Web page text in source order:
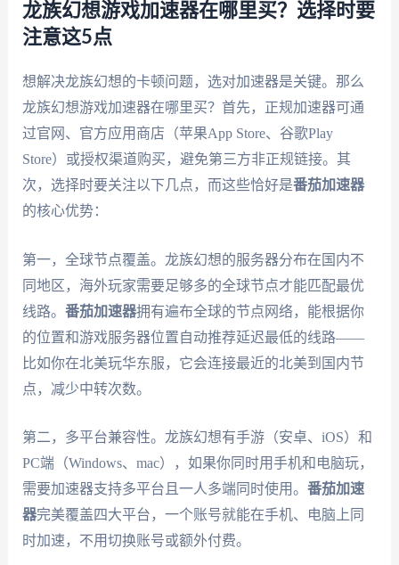
龙族幻想游戏加速器在哪里买？选择时要
注意这5点
想解决龙族幻想的卡顿问题，选对加速器是关键。那么
龙族幻想游戏加速器在哪里买？首先，正规加速器可通
过官网、官方应用商店（苹果App Store、谷歌Play
Store）或授权渠道购买，避免第三方非正规链接。其
次，选择时要关注以下几点，而这些恰好是番茄加速器
的核心优势：
第一，全球节点覆盖。龙族幻想的服务器分布在国内不
同地区，海外玩家需要足够多的全球节点才能匹配最优
线路。 番茄加速器拥有遍布全球的节点网络，能根据你
的位置和游戏服务器位置自动推荐延迟最低的线路——
比如你在北美玩华东服，它会连接最近的北美到国内节
点，减少中转次数。
第二，多平台兼容性。龙族幻想有手游（安卓、iOS）和
PC端（Windows、mac），如果你同时用手机和电脑玩，
需要加速器支持多平台且一人多端同时使用。 番茄加速
器完美覆盖四大平台，一个账号就能在手机、电脑上同
时加速，不用切换账号或额外付费。